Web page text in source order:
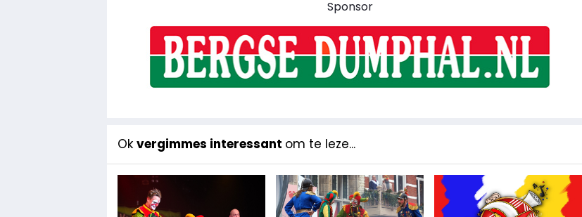
Sponsor
Ok vergimmes interessant om te leze...